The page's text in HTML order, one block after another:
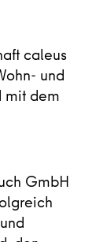
caleus
und
mit dem
GmbH